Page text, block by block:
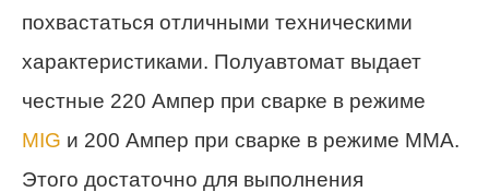
похвастаться отличными техническими
характеристиками. Полуавтомат выдает
честные 220 Ампер при сварке в режиме
MIG и 200 Ампер при сварке в режиме ММА.
Этого достаточно для выполнения